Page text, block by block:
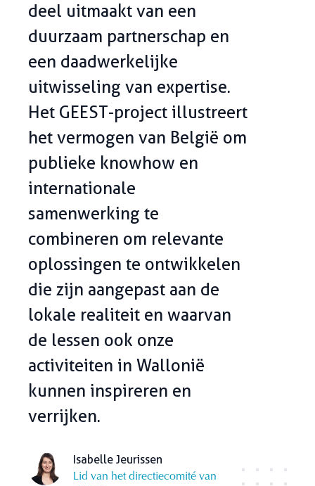
deel uitmaakt van een
duurzaam partnerschap en
een daadwerkelijke
uitwisseling van expertise.
Het GEEST-project illustreert
het vermogen van België om
publieke knowhow en
internationale
samenwerking te
combineren om relevante
oplossingen te ontwikkelen
die zijn aangepast aan de
lokale realiteit en waarvan
de lessen ook onze
activiteiten in Wallonië
kunnen inspireren en
verrijken.
Isabelle Jeurissen
Lid van het directiecomité van